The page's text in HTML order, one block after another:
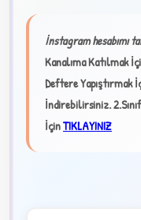
İnstagram hesabımı
Kanalıma Katılmak
Deftere Yapıştırmak
İndirebilirsiniz.
İçinTIKLAYINIZ